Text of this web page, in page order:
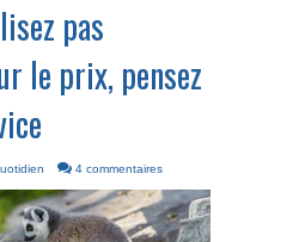
pas
le prix, pensez
4 commentaires